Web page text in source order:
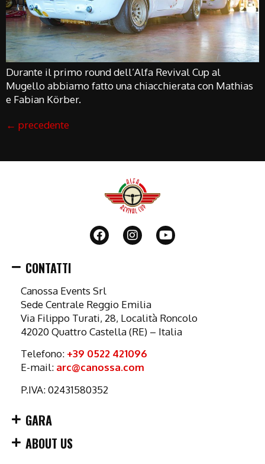
Durante il primo round dell’Alfa Revival Cup al
Mugello abbiamo fatto una chiacchierata con Mathias
e Fabian Körber.
← precedente
CONTATTI
Canossa Events Srl
Sede Centrale Reggio Emilia
Via Filippo Turati, 28, Località Roncolo
42020 Quattro Castella (RE) – Italia
Telefono: +39 0522 421096
E-mail: arc@canossa.com
P.IVA: 02431580352
GARA
ABOUT US